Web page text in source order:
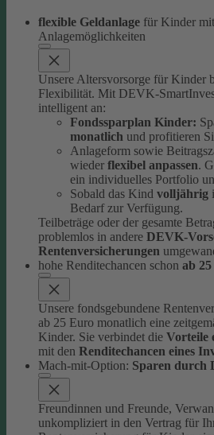
flexible Geldanlage für Kinder
Anlagemöglichkeiten
Unsere Altersvorsorge für Kinder
Flexibilität. Mit DEVK-
intelligent an:
Fondssparplan Kinder:
monatlich und profitieren
Anlageform sowie
wieder flexibel anpassen.
ein individuelles Portfolio
Sobald das Kind volljährig
Bedarf zur Verfügung.
Teilbeträge oder der gesamte
problemlos in andere DEVK-
Rentenversicherungen
hohe Renditechancen schon ab
Unsere fondsgebundene
ab 25 Euro monatlich eine
Kinder. Sie verbindet die Vorteile
mit den Renditechancen eines
Mach-mit-Option: Sparen durch
Freundinnen und Freunde,
unkompliziert in den Vertrag für